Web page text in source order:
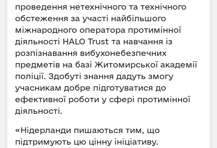
проведення нетехнічного та технічного
обстеження за участі найбільшого
міжнародного оператора протимінної
діяльності HALO Trust та навчання із
розпізнавання вибухонебезпечних
предметів на базі Житомирської академії
поліції. Здобуті знання дадуть змогу
учасникам добре підготуватися до
ефективної роботи у сфері протимінної
діяльності.
«Нідерланди пишаються тим, що
підтримують цю цінну ініціативу.